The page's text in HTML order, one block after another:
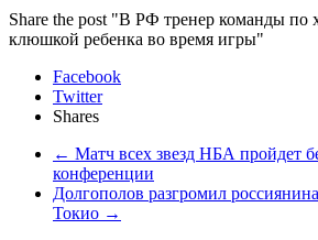
Share the post "В РФ тренер команды по
клюшкой ребенка во время игры"
Facebook
Twitter
Shares
← Матч всех звезд НБА пройдет
конференции
Долгополов разгромил
Токио →